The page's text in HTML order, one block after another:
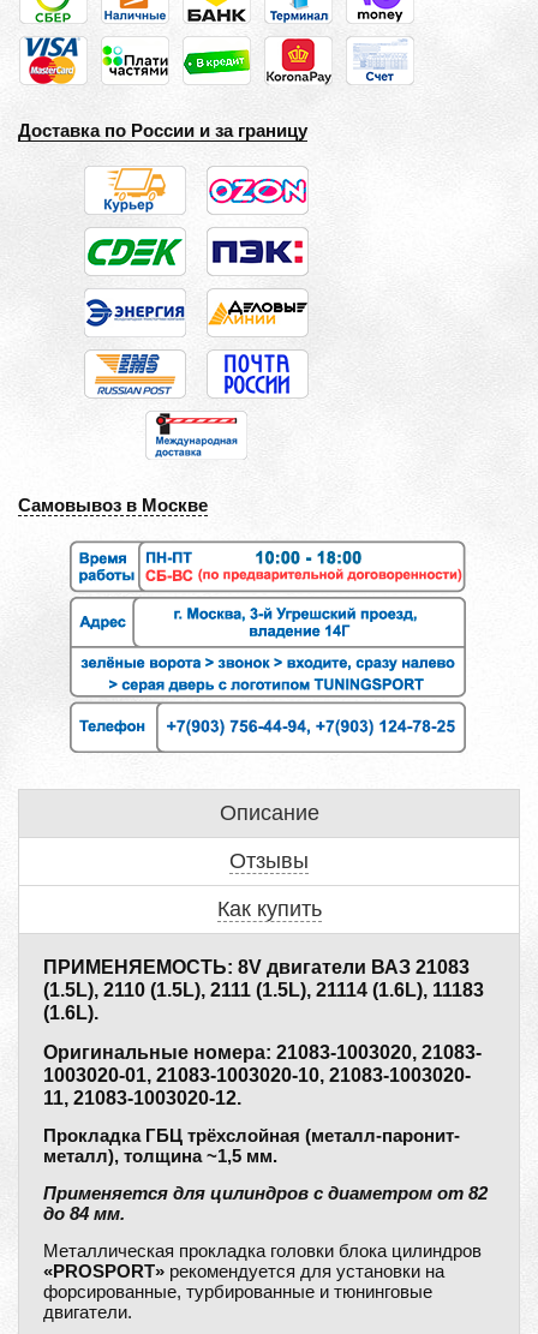
Доставка по России и за границу
Самовывоз в Москве
Описание
Отзывы
Как купить
ПРИМЕНЯЕМОСТЬ: 8V двигатели ВАЗ 21083
(1.5L), 2110 (1.5L), 2111 (1.5L), 21114 (1.6L), 11183
(1.6L).
Оригинальные номера: 21083-1003020, 21083-
1003020-01, 21083-1003020-10, 21083-1003020-
11, 21083-1003020-12.
Прокладка ГБЦ трёхслойная (металл-паронит-
металл), толщина ~1,5 мм.
Применяется для цилиндров с диаметром от 82
до 84 мм.
Металлическая прокладка головки блока цилиндров
«PROSPORT» рекомендуется для установки на
форсированные, турбированные и тюнинговые
двигатели.